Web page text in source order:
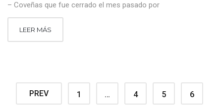
– Coveñas que fue cerrado el mes pasado por
LEER MÁS
PREV 1 … 4 5 6